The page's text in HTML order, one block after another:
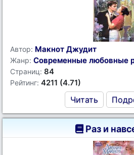
Автор: Макнот Джудит
Жанр: Современные любовные
Страниц: 84
Рейтинг: 4211 (4.71)
Читать
Раз и